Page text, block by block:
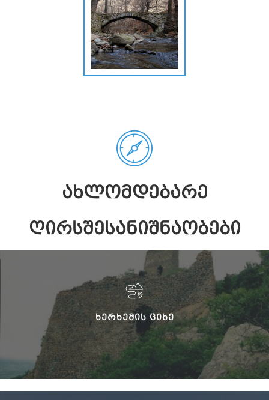
ᲐᲮᲚᲝᲛᲓᲔᲑᲐᲠᲔ
ᲦᲘᲠᲡᲨᲔᲡᲐᲜᲘᲨᲜᲐᲝᲑᲔᲑᲘ
ᲮᲔᲠᲮᲔᲛᲘᲡ ᲪᲘᲮᲔ